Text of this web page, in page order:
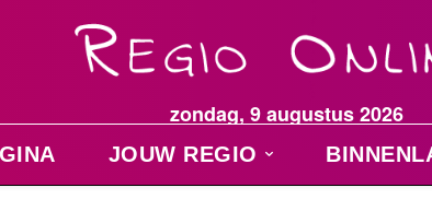
zondag, 9 augustus 2026
JOUW REGIO